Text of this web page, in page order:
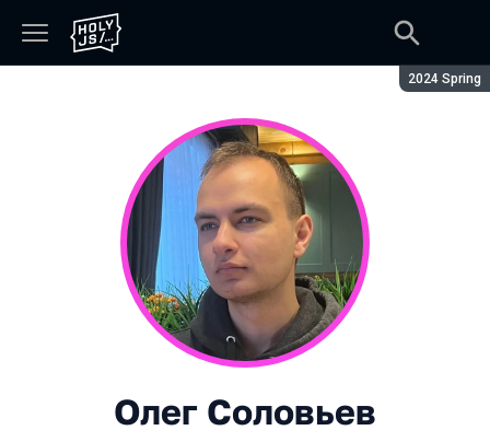
Сезон:
2024 Spring
Олег Соловьев